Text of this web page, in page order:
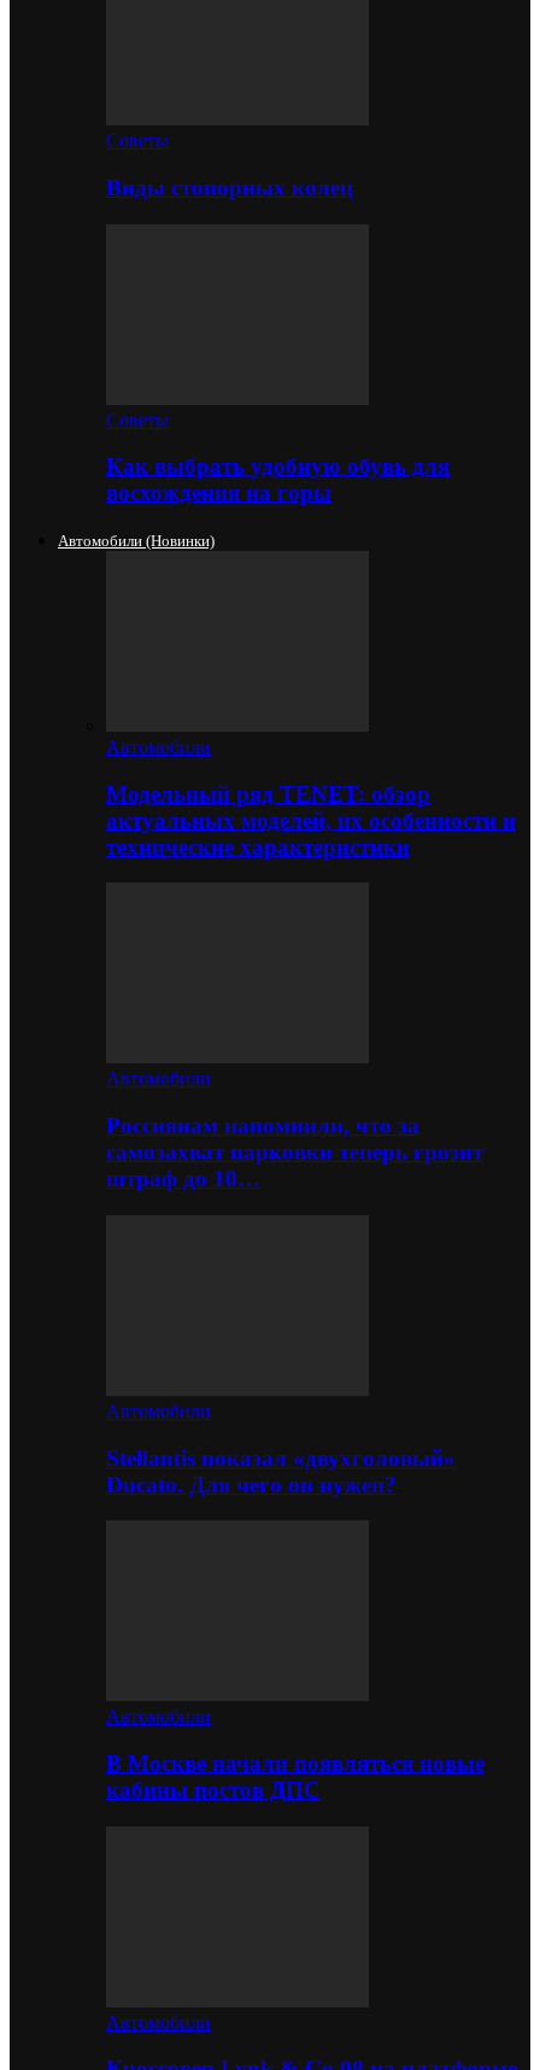
Советы
Виды стопорных колец
Советы
Как выбрать удобную обувь для
восхождения на горы
Автомобили (новинки)
Автомобили
Модельный ряд TENET: обзор
актуальных моделей, их особенности и
технические характеристики
Автомобили
Россиянам напомнили, что за
самозахват парковки теперь грозит
штраф до 10…
Автомобили
Stellantis показал «двухголовый»
Ducato. Для чего он нужен?
Автомобили
В Москве начали появляться новые
кабины постов ДПС
Автомобили